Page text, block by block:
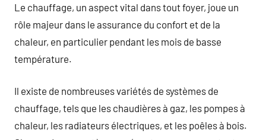
Le chauffage, un aspect vital dans tout foyer, joue un
rôle majeur dans le assurance du confort et de la
chaleur, en particulier pendant les mois de basse
température.
Il existe de nombreuses variétés de systèmes de
chauffage, tels que les chaudières à gaz, les pompes à
chaleur, les radiateurs électriques, et les poêles à bois.